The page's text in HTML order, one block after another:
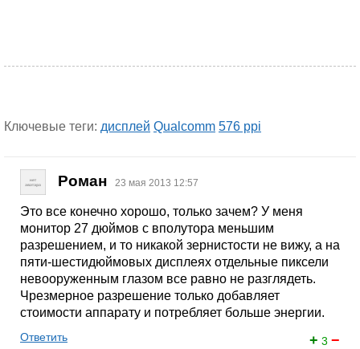
Ключевые теги: дисплей Qualcomm 576 ppi
Роман 23 мая 2013 12:57
Это все конечно хорошо, только зачем? У меня
монитор 27 дюймов с вполутора меньшим
разрешением, и то никакой зернистости не вижу, а на
пяти-шестидюймовых дисплеях отдельные пиксели
невооруженным глазом все равно не разглядеть.
Чрезмерное разрешение только добавляет
стоимости аппарату и потребляет больше энергии.
+ 3 −
Ответить